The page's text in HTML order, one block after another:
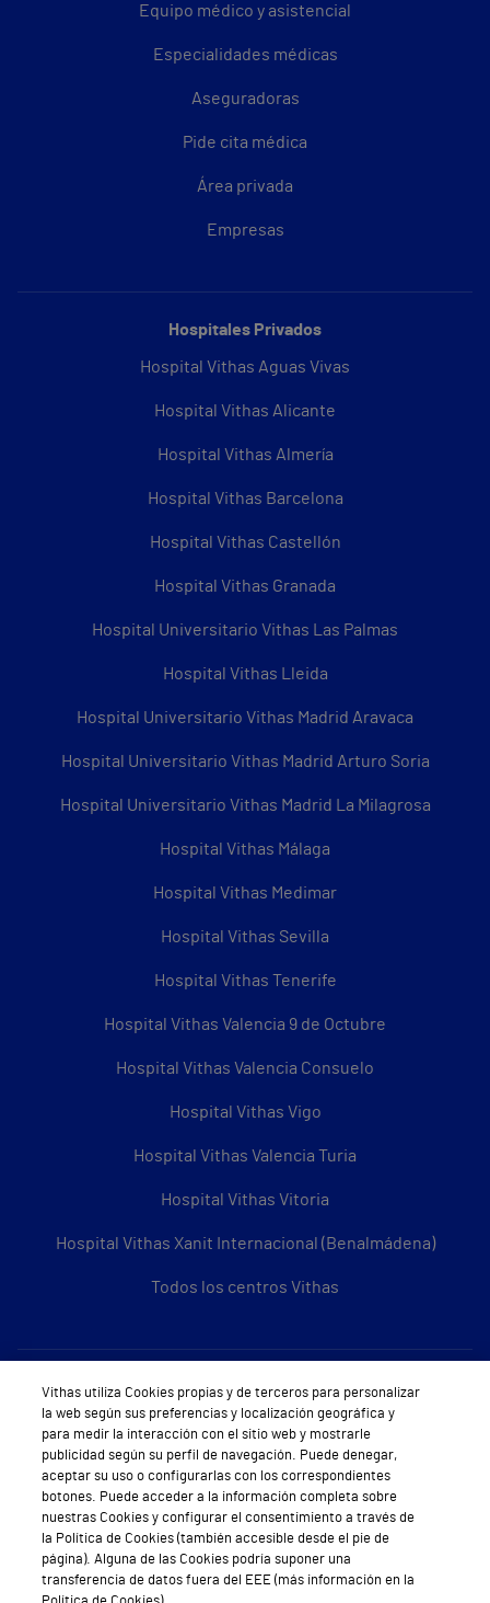
Equipo médico y asistencial
Especialidades médicas
Aseguradoras
Pide cita médica
Área privada
Empresas
Hospitales Privados
Hospital Vithas Aguas Vivas
Hospital Vithas Alicante
Hospital Vithas Almería
Hospital Vithas Barcelona
Hospital Vithas Castellón
Hospital Vithas Granada
Hospital Universitario Vithas Las Palmas
Hospital Vithas Lleida
Hospital Universitario Vithas Madrid Aravaca
Hospital Universitario Vithas Madrid Arturo Soria
Hospital Universitario Vithas Madrid La Milagrosa
Hospital Vithas Málaga
Hospital Vithas Medimar
Hospital Vithas Sevilla
Hospital Vithas Tenerife
Hospital Vithas Valencia 9 de Octubre
Hospital Vithas Valencia Consuelo
Hospital Vithas Vigo
Hospital Vithas Valencia Turia
Hospital Vithas Vitoria
Hospital Vithas Xanit Internacional (Benalmádena)
Todos los centros Vithas
Sobre Vithas
Quiénes somos
Trabajar en Vithas
Teléfono Cita Médica
Teléfono Atención al Cliente
Política de seguridad y salud en el trabajo
Vithas utiliza Cookies propias y de terceros para personalizar
la web según sus preferencias y localización geográfica y
para medir la interacción con el sitio web y mostrarle
publicidad según su perfil de navegación. Puede denegar,
aceptar su uso o configurarlas con los correspondientes
botones. Puede acceder a la información completa sobre
nuestras Cookies y configurar el consentimiento a través de
la Política de Cookies (también accesible desde el pie de
página). Alguna de las Cookies podría suponer una
transferencia de datos fuera del EEE (más información en la